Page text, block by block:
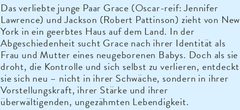
Das verliebte junge Paar Grace (Oscar-reif: Jennifer
Lawrence) und Jackson (Robert Pattinson) zieht von New
York in ein geerbtes Haus auf dem Land. In der
Abgeschiedenheit sucht Grace nach ihrer Identität als
Frau und Mutter eines neugeborenen Babys. Doch als sie
droht, die Kontrolle und sich selbst zu verlieren, entdeckt
sie sich neu – nicht in ihrer Schwäche, sondern in ihrer
Vorstellungskraft, ihrer Stärke und ihrer
überwältigenden, ungezähmten Lebendigkeit.